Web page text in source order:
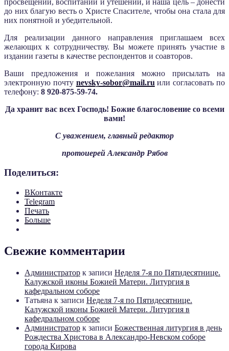
до них благую весть о Христе Спасителе, чтобы она стала для
них понятной и убедительной.
Для реализации данного направления приглашаем всех
желающих к сотрудничеству. Вы можете принять участие в
издании газеты в качестве респондентов и соавторов.
Ваши предложения и пожелания можно присылать на
электронную почту nevsky-sobor@mail.ru или согласовать по
телефону: 8 920-875-59-74.
Да хранит вас всех Господь! Божие благословение со всеми
вами!
С уважением, главный редактор
протоиерей Александр Рябов
Поделиться:
ВКонтакте
Telegram
Печать
Больше
Свежие комментарии
Администратор к записи Неделя 7-я по Пятидесятнице.
Калужской иконы Божией Матери. Литургия в
кафедральном соборе
Татьяна к записи Неделя 7-я по Пятидесятнице.
Калужской иконы Божией Матери. Литургия в
кафедральном соборе
Администратор к записи Божественная литургия в день
Рождества Христова в Александро-Невском соборе
города Кирова